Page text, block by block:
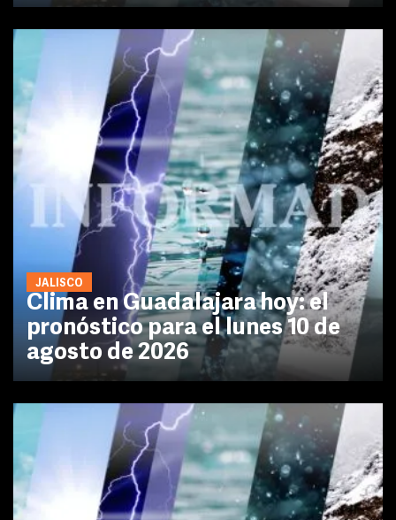
JALISCO
Clima en Guadalajara hoy: el
pronóstico para el lunes 10 de
agosto de 2026